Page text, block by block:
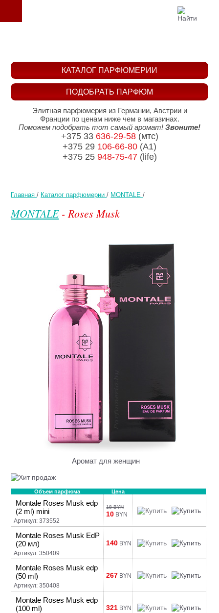
Главная / Каталог парфюмерии / MONTALE /
MONTALE- Roses Musk
Аромат для женщин
Объем парфюма Цена
Montale Roses Musk edp
(2 ml) mini
Артикул: 373552
18 BYN
10 BYN
Montale Roses Musk EdP
(20 мл)
Артикул: 350409
140 BYN
Montale Roses Musk edp
(50 ml)
Артикул: 350408
267 BYN
Montale Roses Musk edp
(100 ml)
321 BYN
ПОДОБРАТЬ ПАРФЮМ
КАТАЛОГ ПАРФЮМЕРИИ
Элитная парфюмерия из Германии, Австрии и
Франции по ценам ниже чем в магазинах.
Поможем подобрать тот самый аромат! Звоните!
+375 33 636-29-58(мтс)
+375 29 106-66-80 (A1)
+375 25 948-75-47(life)